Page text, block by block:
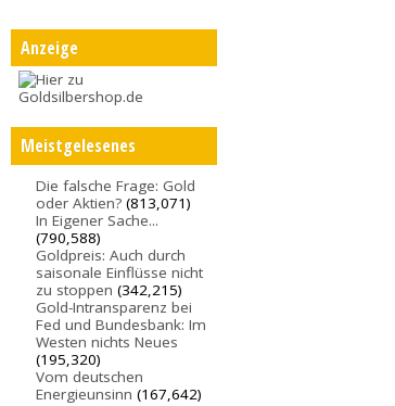
Anzeige
Meistgelesenes
Die falsche Frage: Gold
oder Aktien? (813,071)
In Eigener Sache...
(790,588)
Goldpreis: Auch durch
saisonale Einflüsse nicht
zu stoppen (342,215)
Gold-Intransparenz bei
Fed und Bundesbank: Im
Westen nichts Neues
(195,320)
Vom deutschen
Energieunsinn (167,642)